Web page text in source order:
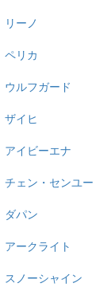
リーノ
ペリカ
ウルフガード
ザイヒ
アイビーエナ
チェン・センユー
ダパン
アークライト
スノーシャイン